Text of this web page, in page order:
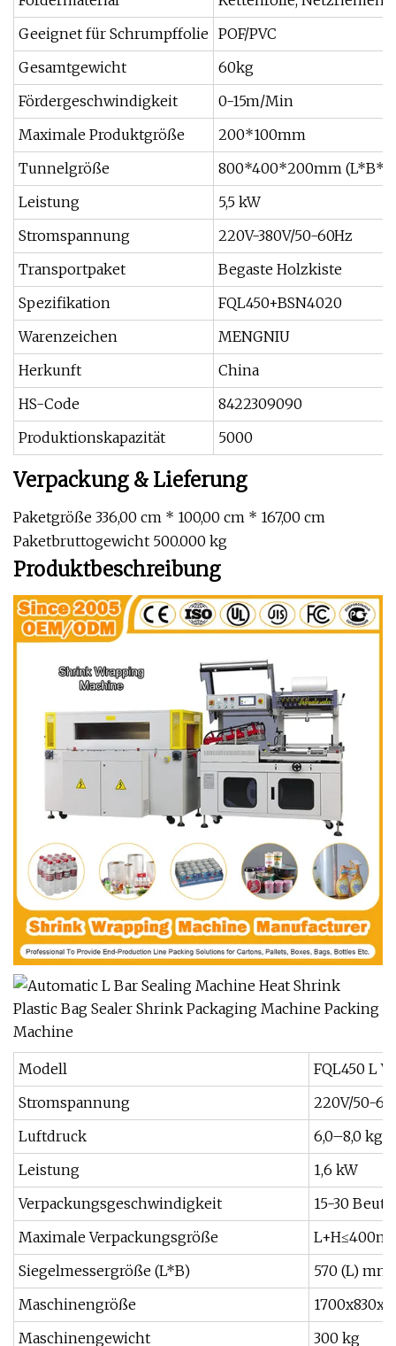
Geeignet für Schrumpffolie POF/PVC
Gesamtgewicht
60kg
Fördergeschwindigkeit
0-15m/Min
Maximale Produktgröße
200*100mm
Tunnelgröße
800*400*200mm
Leistung
5,5 kW
Stromspannung
220V-380V/50-60Hz
Transportpaket
Begaste Holzkiste
Spezifikation
FQL450+BSN4020
Warenzeichen
MENGNIU
Herkunft
China
HS-Code
8422309090
Produktionskapazität
5000
Verpackung & Lieferung
Paketgröße 336,00 cm * 100,00 cm * 167,00 cm
Paketbruttogewicht 500.000 kg
Produktbeschreibung
Modell
FQL450 L
Stromspannung
220V/50-
Luftdruck
6,0–8,0 kgf/
Leistung
1,6 kW
Verpackungsgeschwindigkeit
15-30
Maximale Verpackungsgröße
Siegelmessergröße (L*B)
570 (L)
Maschinengröße
Maschinengewicht
300 kg